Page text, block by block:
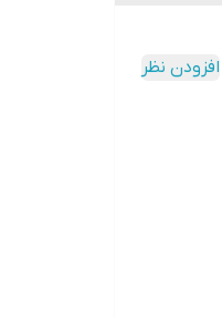
افزودن نظر